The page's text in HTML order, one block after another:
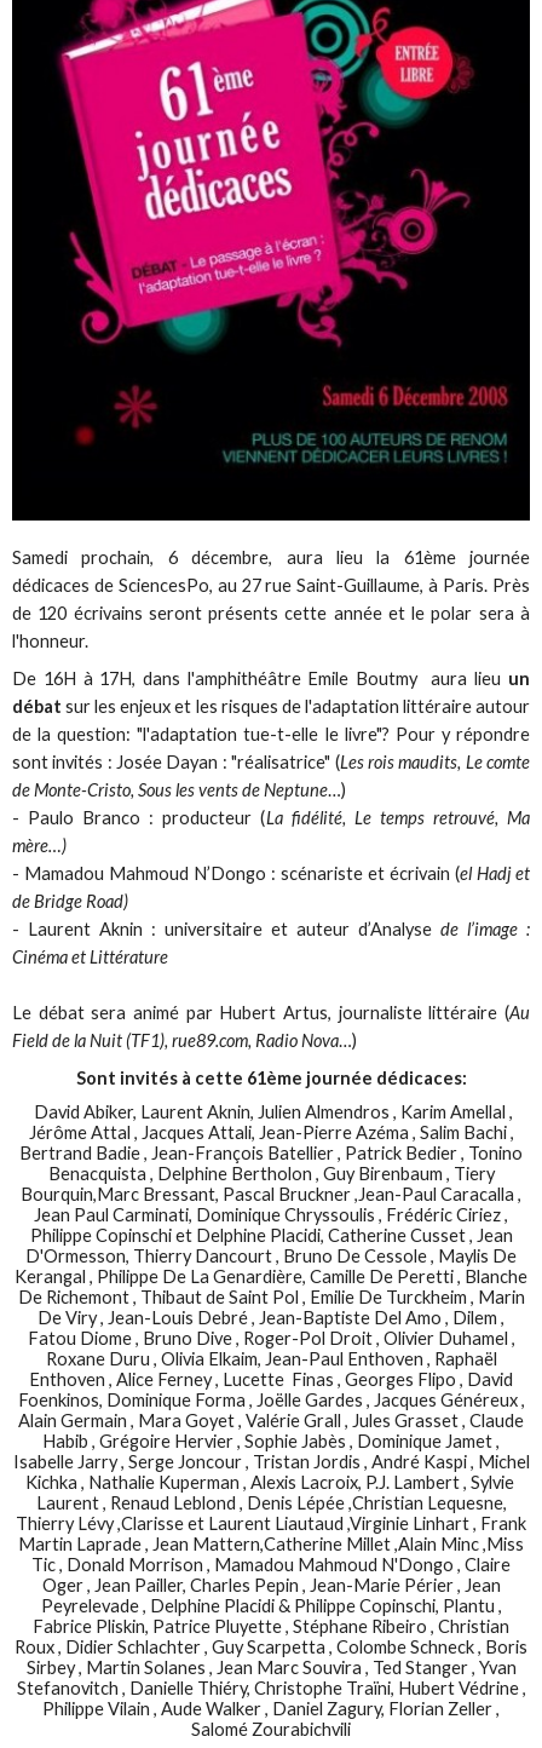
Samedi prochain, 6 décembre, aura lieu la 61ème journée
dédicaces de SciencesPo, au 27 rue Saint-Guillaume, à Paris. Près
de 120 écrivains seront présents cette année et le polar sera à
l'honneur.
De 16H à 17H, dans l'amphithéâtre Emile Boutmy aura lieu un
débat sur les enjeux et les risques de l'adaptation littéraire autour
de la question: "l'adaptation tue-t-elle le livre"? Pour y répondre
sont invités : Josée Dayan : "réalisatrice" (Les rois maudits, Le comte
de Monte-Cristo, Sous les vents de Neptune…)
- Paulo Branco : producteur (La fidélité, Le temps retrouvé, Ma
mère…)
- Mamadou Mahmoud N’Dongo : scénariste et écrivain (el Hadj et
de Bridge Road)
- Laurent Aknin : universitaire et auteur d’Analyse de l’image :
Cinéma et Littérature
Le débat sera animé par Hubert Artus, journaliste littéraire (Au
Field de la Nuit (TF1), rue89.com, Radio Nova…)
Sont invités à cette 61ème journée dédicaces:
David Abiker, Laurent Aknin, Julien Almendros , Karim Amellal ,
Jérôme Attal , Jacques Attali, Jean-Pierre Azéma , Salim Bachi ,
Bertrand Badie , Jean-François Batellier , Patrick Bedier , Tonino
Benacquista , Delphine Bertholon , Guy Birenbaum , Tiery
Bourquin,Marc Bressant, Pascal Bruckner ,Jean-Paul Caracalla ,
Jean Paul Carminati, Dominique Chryssoulis , Frédéric Ciriez ,
Philippe Copinschi et Delphine Placidi, Catherine Cusset , Jean
D'Ormesson, Thierry Dancourt , Bruno De Cessole , Maylis De
Kerangal , Philippe De La Genardière, Camille De Peretti , Blanche
De Richemont , Thibaut de Saint Pol , Emilie De Turckheim , Marin
De Viry , Jean-Louis Debré , Jean-Baptiste Del Amo , Dilem ,
Fatou Diome , Bruno Dive , Roger-Pol Droit , Olivier Duhamel ,
Roxane Duru , Olivia Elkaim, Jean-Paul Enthoven , Raphaël
Enthoven , Alice Ferney , Lucette Finas , Georges Flipo , David
Foenkinos, Dominique Forma , Joëlle Gardes , Jacques Généreux ,
Alain Germain , Mara Goyet , Valérie Grall , Jules Grasset , Claude
Habib , Grégoire Hervier , Sophie Jabès , Dominique Jamet ,
Isabelle Jarry , Serge Joncour , Tristan Jordis , André Kaspi , Michel
Kichka , Nathalie Kuperman , Alexis Lacroix, P.J. Lambert , Sylvie
Laurent , Renaud Leblond , Denis Lépée ,Christian Lequesne,
Thierry Lévy ,Clarisse et Laurent Liautaud ,Virginie Linhart , Frank
Martin Laprade , Jean Mattern,Catherine Millet ,Alain Minc ,Miss
Tic , Donald Morrison , Mamadou Mahmoud N'Dongo , Claire
Oger , Jean Pailler, Charles Pepin , Jean-Marie Périer , Jean
Peyrelevade , Delphine Placidi & Philippe Copinschi, Plantu ,
Fabrice Pliskin, Patrice Pluyette , Stéphane Ribeiro , Christian
Roux , Didier Schlachter , Guy Scarpetta , Colombe Schneck , Boris
Sirbey , Martin Solanes , Jean Marc Souvira , Ted Stanger , Yvan
Stefanovitch , Danielle Thiéry, Christophe Traïni, Hubert Védrine ,
Philippe Vilain , Aude Walker , Daniel Zagury, Florian Zeller ,
Salomé Zourabichvili